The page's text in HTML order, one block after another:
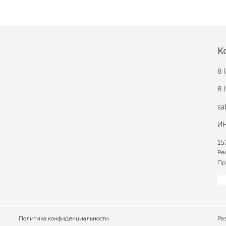
8
8
Политика конфиденциальности